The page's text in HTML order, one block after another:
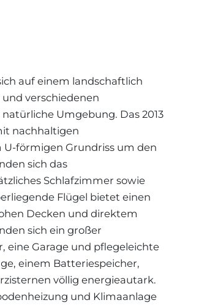
auf einem landschaftlich
verschiedenen
Umgebung. Das 2013
nachhaltigen
U-förmigen Grundriss um den
sich das
Schlafzimmer sowie
Flügel bietet einen
Decken und direktem
sich ein großer
eine Garage und pflegeleichte
einem Batteriespeicher,
völlig energieautark.
und Klimaanlage